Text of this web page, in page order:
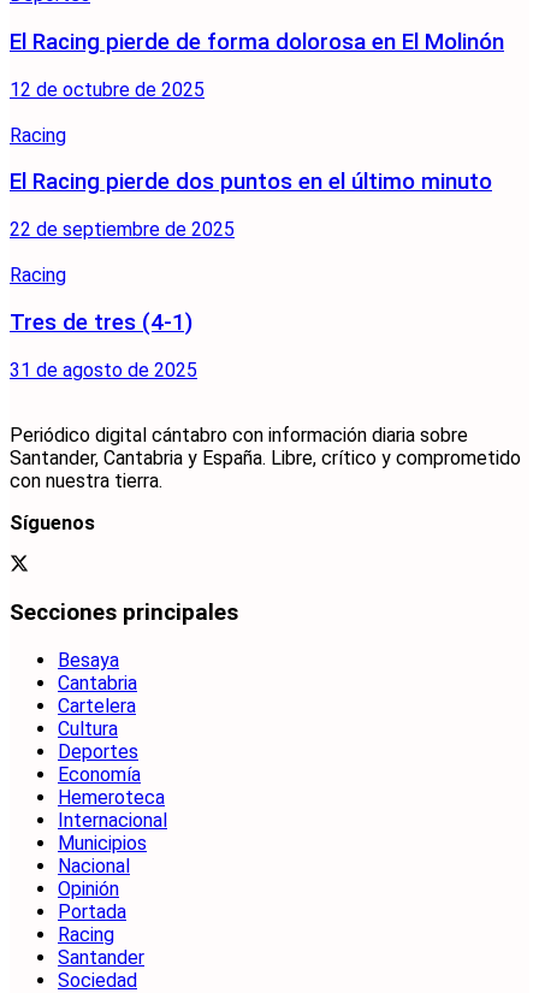
El Racing pierde de forma dolorosa en El Molinón
12 de octubre de 2025
Racing
El Racing pierde dos puntos en el último minuto
22 de septiembre de 2025
Racing
Tres de tres (4-1)
31 de agosto de 2025
Periódico digital cántabro con información diaria sobre
Santander, Cantabria y España. Libre, crítico y comprometido
con nuestra tierra.
Síguenos
Secciones principales
Besaya
Cantabria
Cartelera
Cultura
Deportes
Economía
Hemeroteca
Internacional
Municipios
Nacional
Opinión
Portada
Racing
Santander
Sociedad